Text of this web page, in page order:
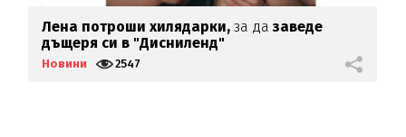
Лена потроши хилядарки,за да заведе
дъщеря си в "Дисниленд"
Новини 2547